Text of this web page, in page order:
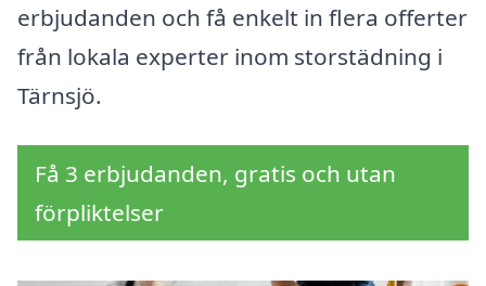
erbjudanden och få enkelt in flera offerter
från lokala experter inom storstädning i
Tärnsjö.
Få 3 erbjudanden, gratis och utan
förpliktelser